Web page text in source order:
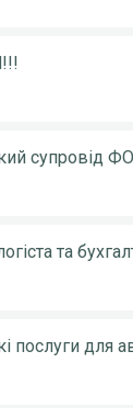
супровід
та
послуги для